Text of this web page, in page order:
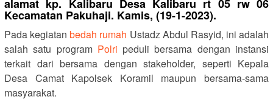
alamat kp. Kalibaru Desa Kalibaru rt 05 rw 06
Kecamatan Pakuhaji. Kamis, (19-1-2023).
Pada kegiatanbedah rumah Ustadz Abdul Rasyid, ini adalah
salah satu program Polri peduli bersama dengan instansi
terkait dari bersama dengan stakeholder, seperti Kepala
Desa Camat Kapolsek Koramil maupun bersama-sama
masyarakat.